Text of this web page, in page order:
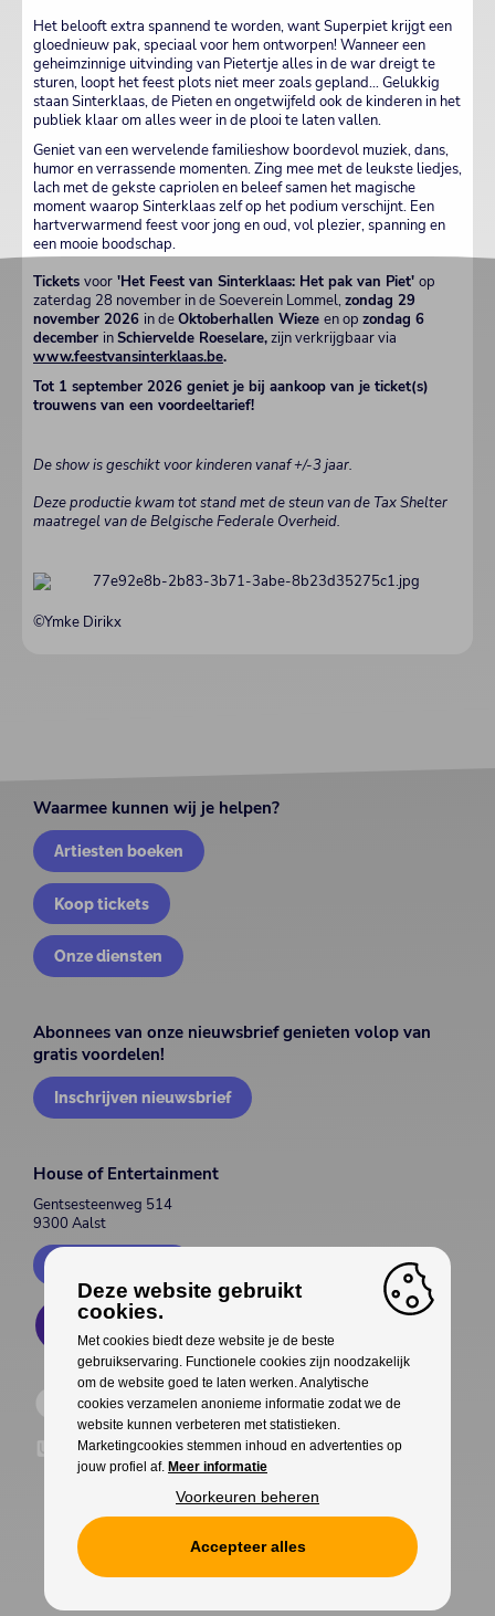
Het belooft extra spannend te worden, want Superpiet krijgt een
gloednieuw pak, speciaal voor hem ontworpen! Wanneer een
geheimzinnige uitvinding van Pietertje alles in de war dreigt te
sturen, loopt het feest plots niet meer zoals gepland… Gelukkig
staan Sinterklaas, de Pieten en ongetwijfeld ook de kinderen in het
publiek klaar om alles weer in de plooi te laten vallen.
Geniet van een wervelende familieshow boordevol muziek, dans,
humor en verrassende momenten. Zing mee met de leukste liedjes,
lach met de gekste capriolen en beleef samen het magische
moment waarop Sinterklaas zelf op het podium verschijnt. Een
hartverwarmend feest voor jong en oud, vol plezier, spanning en
een mooie boodschap.
Tickets voor 'Het Feest van Sinterklaas: Het pak van Piet' op
zaterdag 28 november in de Soeverein Lommel, zondag 29
november 2026 in deOktoberhallen Wieze en op zondag 6
december inSchiervelde Roeselare,zijn verkrijgbaar via
www.feestvansinterklaas.be.
Tot 1 september 2026 geniet je bij aankoop van je ticket(s)
trouwens van een voordeeltarief!
De show is geschikt voor kinderen vanaf +/-3 jaar.
Deze productie kwam tot stand met de steun van de Tax Shelter
maatregel van de Belgische Federale Overheid.
©Ymke Dirikx
Waarmee kunnen wij je helpen?
Artiesten boeken
Koop tickets
Onze diensten
Abonnees van onze nieuwsbrief genieten volop van
gratis voordelen!
Inschrijven nieuwsbrief
House of Entertainment
Gentsesteenweg 514
9300 Aalst
Cookies Privacy
Deze website gebruikt
cookies.
Met cookies biedt deze website je de beste
gebruikservaring. Functionele cookies zijn noodzakelijk
om de website goed te laten werken. Analytische
cookies verzamelen anonieme informatie zodat we de
website kunnen verbeteren met statistieken.
Marketingcookies stemmen inhoud en advertenties op
jouw profiel af. Meer informatie
Voorkeuren beheren
Accepteer alles